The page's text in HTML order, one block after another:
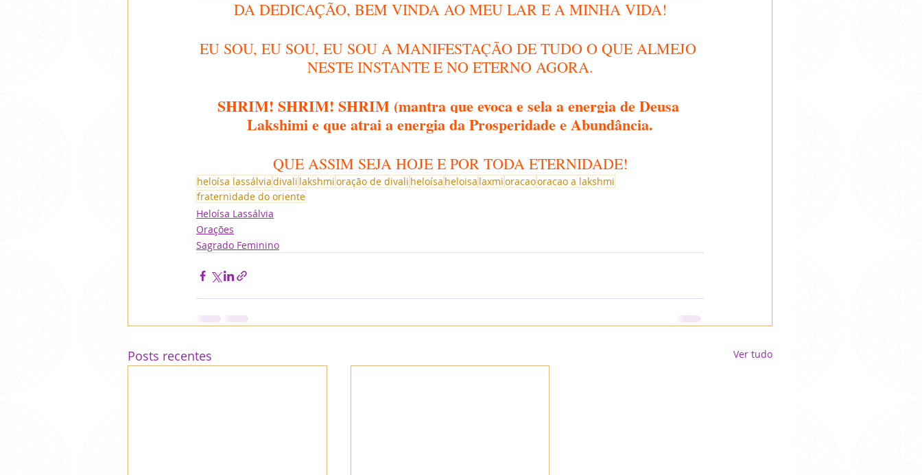
DA DEDICAÇÃO, BEM VINDA AO MEU LAR E A MINHA VIDA!
EU SOU, EU SOU, EU SOU A MANIFESTAÇÃO DE TUDO O QUE ALMEJO
NESTE INSTANTE E NO ETERNO AGORA.
SHRIM! SHRIM! SHRIM (mantra que evoca e sela a energia de Deusa
Lakshimi e que atrai a energia da Prosperidade e Abundância.
QUE ASSIM SEJA HOJE E POR TODA ETERNIDADE!
heloísa lassálviadivali lakshmioração de divali heloísa heloisa laxmioracaooracao a lakshmi
fraternidade do oriente
Heloísa Lassálvia
Orações
Sagrado Feminino
Posts recentes Ver tudo